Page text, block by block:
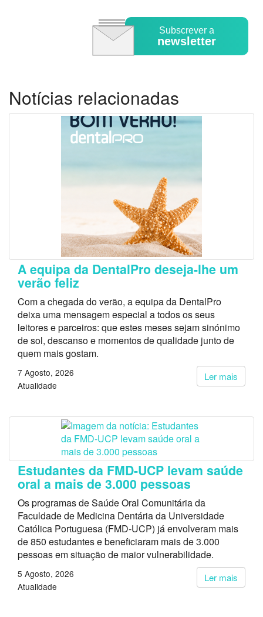
Subscrever a
newsletter
Notícias relacionadas
A equipa da DentalPro deseja-lhe um
verão feliz
Com a chegada do verão, a equipa da DentalPro
deixa uma mensagem especial a todos os seus
leitores e parceiros: que estes meses sejam sinónimo
de sol, descanso e momentos de qualidade junto de
quem mais gostam.
Ler mais
7 Agosto, 2026
Atualidade
Estudantes da FMD-UCP levam saúde
oral a mais de 3.000 pessoas
Os programas de Saúde Oral Comunitária da
Faculdade de Medicina Dentária da Universidade
Católica Portuguesa (FMD-UCP) já envolveram mais
de 850 estudantes e beneficiaram mais de 3.000
pessoas em situação de maior vulnerabilidade.
Ler mais
5 Agosto, 2026
Atualidade